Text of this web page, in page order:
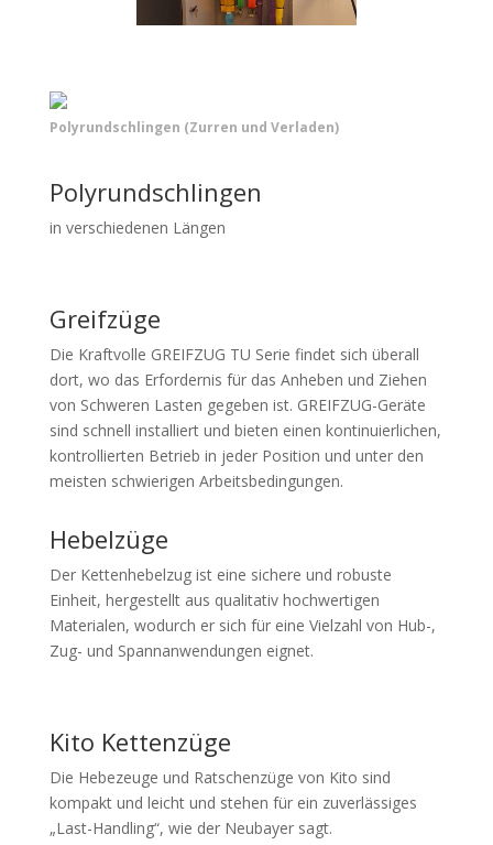
Polyrundschlingen (Zurren und Verladen)
Polyrundschlingen
in verschiedenen Längen
Greifzüge
Die Kraftvolle GREIFZUG TU Serie findet sich überall
dort, wo das Erfordernis für das Anheben und Ziehen
von Schweren Lasten gegeben ist. GREIFZUG-Geräte
sind schnell installiert und bieten einen kontinuierlichen,
kontrollierten Betrieb in jeder Position und unter den
meisten schwierigen Arbeitsbedingungen.
Hebelzüge
Der Kettenhebelzug ist eine sichere und robuste
Einheit, hergestellt aus qualitativ hochwertigen
Materialen, wodurch er sich für eine Vielzahl von Hub-,
Zug- und Spannanwendungen eignet.
Kito Kettenzüge
Die Hebezeuge und Ratschenzüge von Kito sind
kompakt und leicht und stehen für ein zuverlässiges
„Last-Handling“, wie der Neubayer sagt.